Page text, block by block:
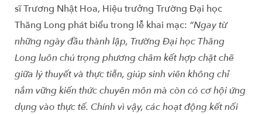
sĩ Trương Nhật Hoa, Hiệu trưởng Trường Đại học
Thăng Long phát biểu trong lễ khai mạc: “Ngay từ
những ngày đầu thành lập, Trường Đại học Thăng
Long luôn chú trọng phương châm kết hợp chặt chẽ
giữa lý thuyết và thực tiễn, giúp sinh viên không chỉ
nắm vững kiến thức chuyên môn mà còn có cơ hội ứng
dụng vào thực tế. Chính vì vậy, các hoạt động kết nối